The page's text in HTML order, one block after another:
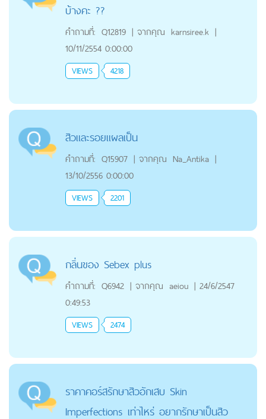
บ้างคะ ??
คำถามที่: Q12819 | จากคุณ karnsiree.k |
10/11/2554 0:00:00
VIEWS 4218
สิวและรอยแผลเป็น
คำถามที่: Q15907 | จากคุณ Na_Antika |
13/10/2556 0:00:00
VIEWS 2201
กลิ่นของ Sebex plus
คำถามที่: Q6942 | จากคุณ aeiou | 24/6/2547
0:49:53
VIEWS 2474
ราคาคอร์สรักษาสิวอักเสบ Skin
Imperfections เท่าไหร่ อยากรักษาเป็นสิว